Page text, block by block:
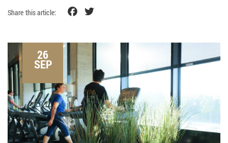
Share this article: Facebook
26
SEP